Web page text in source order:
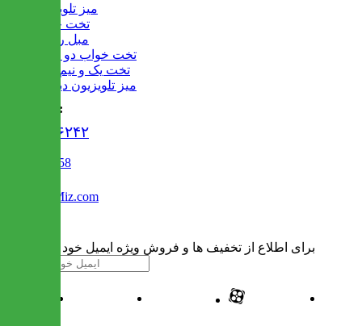
میز تلویزیون
تخت خواب
مبل راحتی
تخت خواب دو طبقه
تخت یک و نیم نفره
میز تلویزیون دیواری
تماس با ما :
۰۲۱۹۱۳۰۶۲۴۲
02122509458
Info@IranMiz.com
برای اطلاع از تخفیف ها و فروش ویژه ایمیل خود را وارد کنید